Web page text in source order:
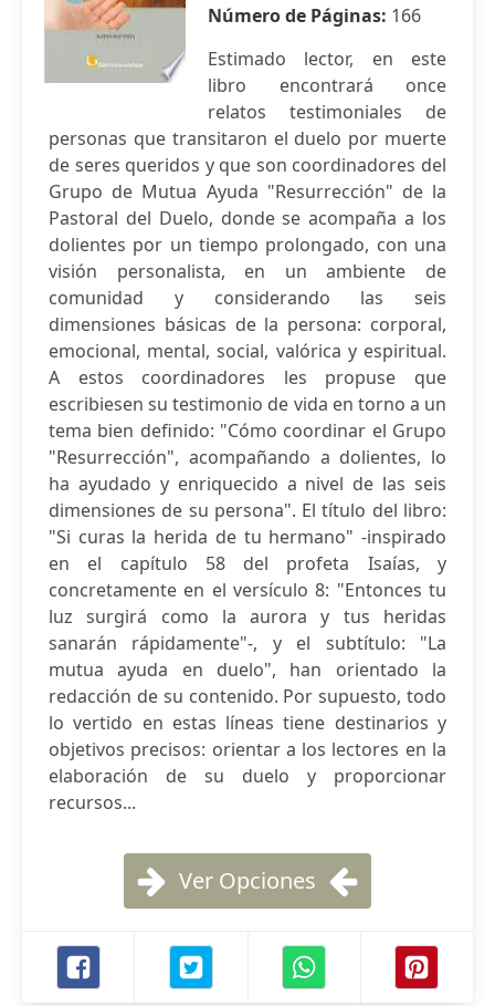
Número de Páginas: 166
Estimado lector, en este
libro encontrará once
relatos testimoniales de
personas que transitaron el duelo por muerte
de seres queridos y que son coordinadores del
Grupo de Mutua Ayuda "Resurrección" de la
Pastoral del Duelo, donde se acompaña a los
dolientes por un tiempo prolongado, con una
visión personalista, en un ambiente de
comunidad y considerando las seis
dimensiones básicas de la persona: corporal,
emocional, mental, social, valórica y espiritual.
A estos coordinadores les propuse que
escribiesen su testimonio de vida en torno a un
tema bien definido: "Cómo coordinar el Grupo
"Resurrección", acompañando a dolientes, lo
ha ayudado y enriquecido a nivel de las seis
dimensiones de su persona". El título del libro:
"Si curas la herida de tu hermano" -inspirado
en el capítulo 58 del profeta Isaías, y
concretamente en el versículo 8: "Entonces tu
luz surgirá como la aurora y tus heridas
sanarán rápidamente"-, y el subtítulo: "La
mutua ayuda en duelo", han orientado la
redacción de su contenido. Por supuesto, todo
lo vertido en estas líneas tiene destinarios y
objetivos precisos: orientar a los lectores en la
elaboración de su duelo y proporcionar
recursos...
Ver Opciones